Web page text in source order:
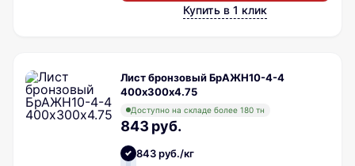
Купить в 1 клик
Лист бронзовый БрАЖН10-4-4
400х300х4.75
Доступно на складе более 180 тн
843 руб.
843 руб./кг